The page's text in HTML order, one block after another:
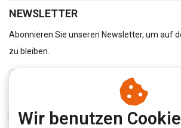
NEWSLETTER
Abonnieren Sie unseren Newsletter, um auf
zu bleiben.
ABONNIEREN
Wir benutzen